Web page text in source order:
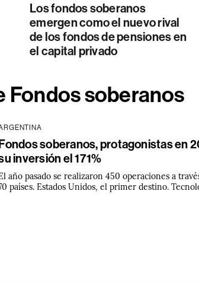
Los fondos soberanos
emergen como el nuevo rival
de los fondos de pensiones en
el capital privado
Fondos soberanos
soberanos, protagonistas en
inversión el 171%
año pasado se realizaron 450 operaciones a
países. Estados Unidos, el primer destino.